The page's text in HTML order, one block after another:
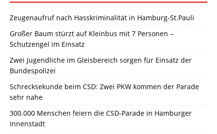
Zeugenaufruf nach Hasskriminalität in Hamburg-St.Pauli
Großer Baum stürzt auf Kleinbus mit 7 Personen –
Schutzengel im Einsatz
Zwei Jugendliche im Gleisbereich sorgen für Einsatz der
Bundespolizei
Schrecksekunde beim CSD: Zwei PKW kommen der Parade
sehr nahe
300.000 Menschen feiern die CSD-Parade in Hamburger
Innenstadt